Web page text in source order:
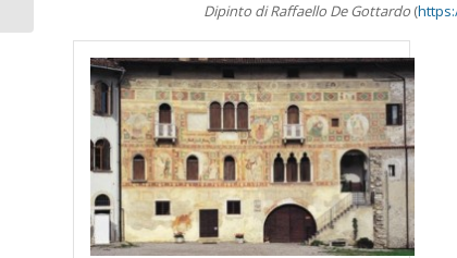
Dipinto di Raffaello De Gottardo (